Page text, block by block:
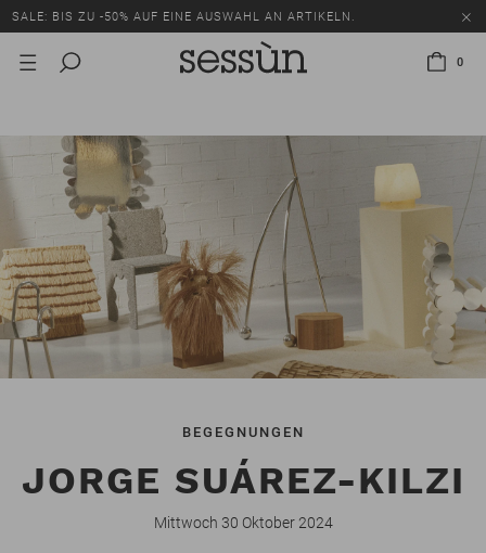
SALE: BIS ZU -50% AUF EINE AUSWAHL AN ARTIKELN.
0
BEGEGNUNGEN
JORGE SUÁREZ-KILZI
Mittwoch 30 Oktober 2024